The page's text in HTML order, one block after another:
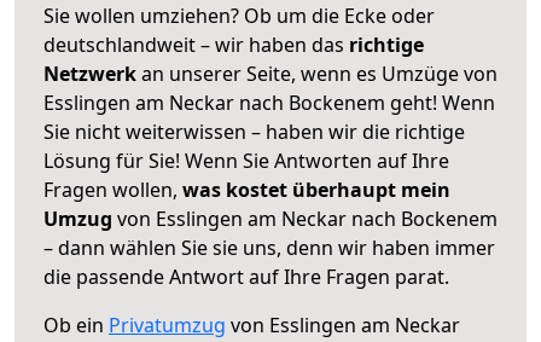
Sie wollen umziehen? Ob um die Ecke oder
deutschlandweit – wir haben das richtige
Netzwerkan unserer Seite, wenn es Umzüge von
Esslingen am Neckar nach Bockenem geht! Wenn
Sie nicht weiterwissen – haben wir die richtige
Lösung für Sie! Wenn Sie Antworten auf Ihre
Fragen wollen, was kostet überhaupt mein
Umzug von Esslingen am Neckar nach Bockenem
– dann wählen Sie sie uns, denn wir haben immer
die passende Antwort auf Ihre Fragen parat.
Ob ein Privatumzug von Esslingen am Neckar